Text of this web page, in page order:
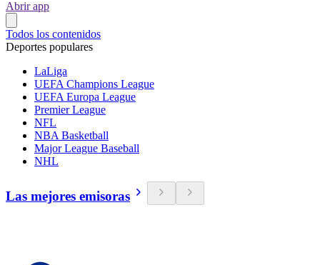
Abrir app
Todos los contenidos
Deportes populares
LaLiga
UEFA Champions League
UEFA Europa League
Premier League
NFL
NBA Basketball
Major League Baseball
NHL
Las mejores emisoras